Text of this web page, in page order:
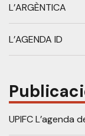
L’ARGÈNTICA
L’AGENDA ID
UPIFC L’agenda